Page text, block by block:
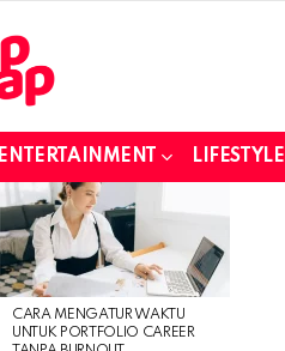
ENTERTAINMENT LIFESTYLE
CARA MENGATUR WAKTU
UNTUK PORTFOLIO CAREER